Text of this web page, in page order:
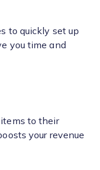
to quickly set up
you time and
items to their
your revenue